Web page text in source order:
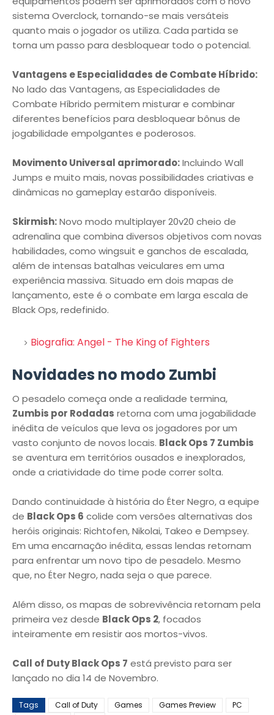
sistema Overclock, tornando-se mais versáteis
quanto mais o jogador os utiliza. Cada partida se
torna um passo para desbloquear todo o potencial.
Vantagens e Especialidades de Combate Híbrido:
No lado das Vantagens, as Especialidades de
Combate Híbrido permitem misturar e combinar
diferentes benefícios para desbloquear bônus de
jogabilidade empolgantes e poderosos.
Movimento Universal aprimorado:Incluindo Wall
Jumps e muito mais, novas possibilidades criativas e
dinâmicas no gameplay estarão disponíveis.
Skirmish:Novo modo multiplayer 20v20 cheio de
adrenalina que combina diversos objetivos com novas
habilidades, como wingsuit e ganchos de escalada,
além de intensas batalhas veiculares em uma
experiência massiva. Situado em dois mapas de
lançamento, este é o combate em larga escala de
Black Ops, redefinido.
Biografia: Angel - The King of Fighters
Novidades no modo Zumbi
O pesadelo começa onde a realidade termina,
Zumbis por Rodadas retorna com uma jogabilidade
inédita de veículos que leva os jogadores por um
vasto conjunto de novos locais. Black Ops 7 Zumbis
se aventura em territórios ousados e inexplorados,
onde a criatividade do time pode correr solta.
Dando continuidade à história do Éter Negro, a equipe
de Black Ops 6 colide com versões alternativas dos
heróis originais: Richtofen, Nikolai, Takeo e Dempsey.
Em uma encarnação inédita, essas lendas retornam
para enfrentar um novo tipo de pesadelo. Mesmo
que, no Éter Negro, nada seja o que parece.
Além disso, os mapas de sobrevivência retornam pela
primeira vez desde Black Ops 2, focados
inteiramente em resistir aos mortos-vivos.
Call of Duty Black Ops 7 está previsto para ser
lançado no dia 14 de Novembro.
Tags Call of Duty Games Games Preview
PC